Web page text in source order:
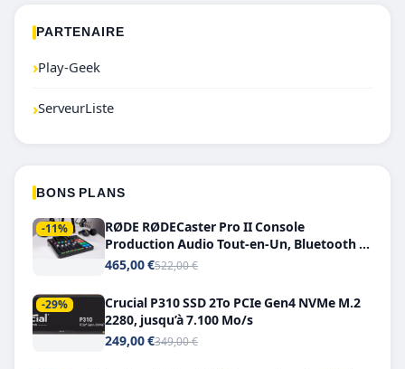
PARTENAIRE
›Play-Geek
›ServeurListe
BONS PLANS
-11%
RØDE RØDECaster Pro II Console
Production Audio Tout-en-Un, Bluetooth et
Double USB-C
465,00 €522,00 €
-29%
Crucial P310 SSD 2To PCIe Gen4 NVMe M.2
2280, jusqu’à 7.100 Mo/s
249,00 €349,00 €